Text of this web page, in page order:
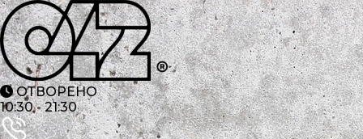
ОТВОРЕНО
10:30 - 21:30